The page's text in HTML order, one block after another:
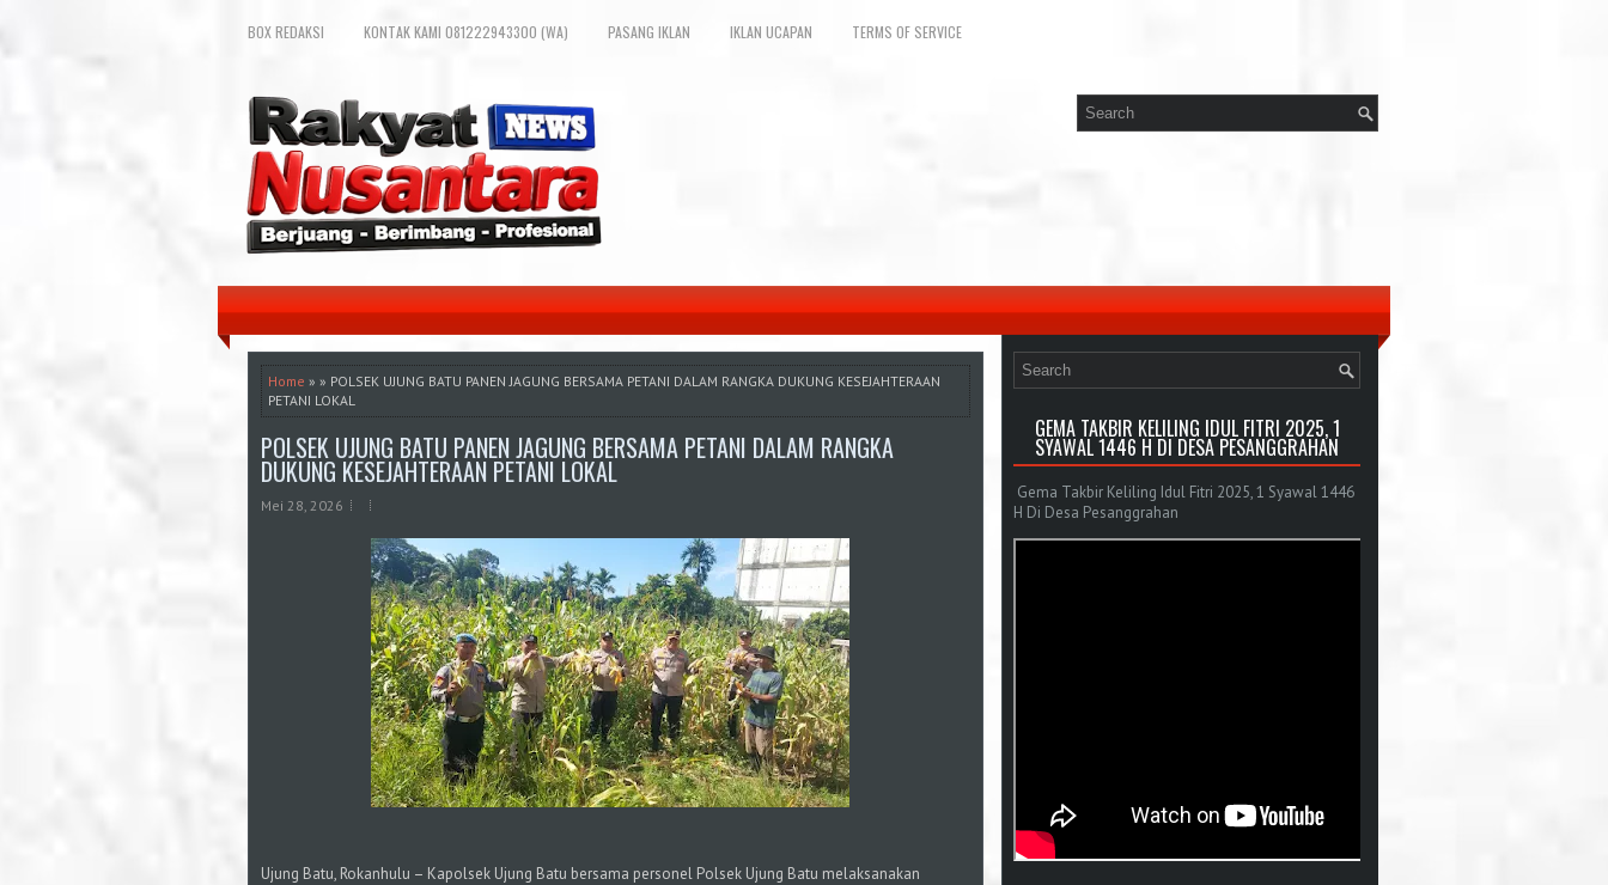
BOX REDAKSI KONTAK KAMI 081222943300 (WA) PASANG IKLAN IKLAN UCAPAN TERMS OF SERVICE
Home » » POLSEK UJUNG BATU PANEN JAGUNG BERSAMA PETANI DALAM RANGKA DUKUNG KESEJAHTERAAN
PETANI LOKAL
POLSEK UJUNG BATU PANEN JAGUNG BERSAMA PETANI DALAM RANGKA
DUKUNG KESEJAHTERAAN PETANI LOKAL
Mei 28, 2026
Ujung Batu, Rokanhulu – Kapolsek Ujung Batu bersama personel Polsek Ujung Batu melaksanakan
GEMA TAKBIR KELILING IDUL FITRI 2025, 1
SYAWAL 1446 H DI DESA PESANGGRAHAN
Gema Takbir Keliling Idul Fitri 2025, 1 Syawal 1446
H Di Desa Pesanggrahan